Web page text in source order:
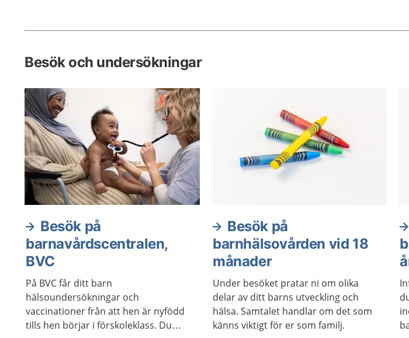
Besök och undersökningar
Besök på
barnavårdscentralen,
BVC
På BVC får ditt barn
hälsoundersökningar och
vaccinationer från att hen är nyfödd
tills hen börjar i förskoleklass. Du
Besök på
barnhälsovården vid 18
månader
Under besöket pratar ni om olika
delar av ditt barns utveckling och
hälsa. Samtalet handlar om det som
känns viktigt för er som familj.